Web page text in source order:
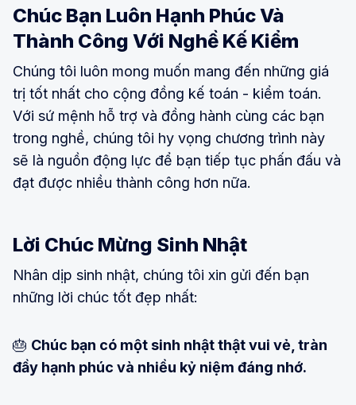
Chúc Bạn Luôn Hạnh Phúc Và
Thành Công Với Nghề Kế Kiểm
Chúng tôi luôn mong muốn mang đến những giá
trị tốt nhất cho cộng đồng kế toán - kiểm toán.
Với sứ mệnh hỗ trợ và đồng hành cùng các bạn
trong nghề, chúng tôi hy vọng chương trình này
sẽ là nguồn động lực để bạn tiếp tục phấn đấu và
đạt được nhiều thành công hơn nữa.
Lời Chúc Mừng Sinh Nhật
Nhân dịp sinh nhật, chúng tôi xin gửi đến bạn
những lời chúc tốt đẹp nhất:
🎂 Chúc bạn có một sinh nhật thật vui vẻ, tràn
đầy hạnh phúc và nhiều kỷ niệm đáng nhớ.